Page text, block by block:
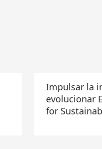
Impulsar la
evolucionar
for